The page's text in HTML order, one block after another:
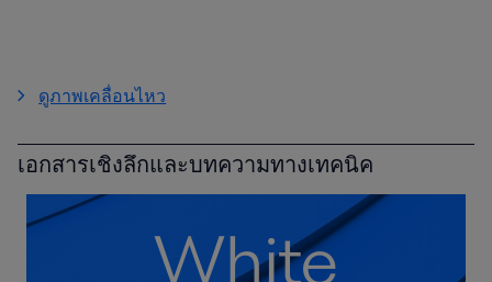
ดูภาพเคลื่อนไหว
เอกสารเชิงลึกและบทความทางเทคนิค